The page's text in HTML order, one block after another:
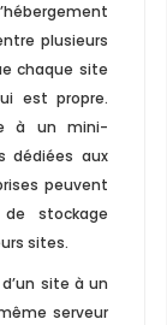
plusieurs
chaque site
est propre.
à un mini-
dédiées aux
peuvent
stockage
sites.
site à un
serveur